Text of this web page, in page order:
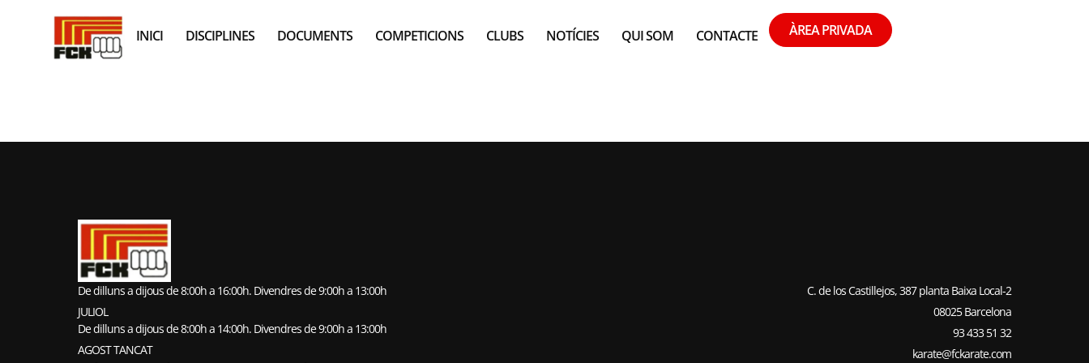
INICI DISCIPLINES DOCUMENTS COMPETICIONS CLUBS NOTÍCIES QUI SOM CONTACTE ÀREA PRIVADA
De dilluns a dijous de 8:00h a 16:00h. Divendres de 9:00h a 13:00h
JULIOL
De dilluns a dijous de 8:00h a 14:00h. Divendres de 9:00h a 13:00h
AGOST TANCAT
C. de los Castillejos, 387 planta Baixa Local-2
08025 Barcelona
93 433 51 32
karate@fckarate.com